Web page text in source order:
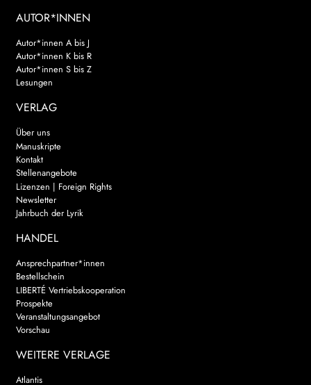
AUTOR*INNEN
Autor*innen A bis J
Autor*innen K bis R
Autor*innen S bis Z
Lesungen
VERLAG
Über uns
Manuskripte
Kontakt
Stellenangebote
Lizenzen | Foreign Rights
Newsletter
Jahrbuch der Lyrik
HANDEL
Ansprechpartner*innen
Bestellschein
LIBERTÉ Vertriebskooperation
Prospekte
Veranstaltungsangebot
Vorschau
WEITERE VERLAGE
Atlantis